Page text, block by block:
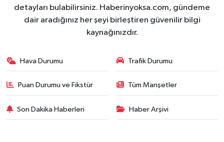
detayları bulabilirsiniz. Haberinyoksa.com, gündeme
dair aradığınız her şeyi birleştiren güvenilir bilgi
kaynağınızdır.
Hava Durumu Trafik Durumu
Puan Durumu ve Fikstür Tüm Manşetler
Son Dakika Haberleri Haber Arşivi